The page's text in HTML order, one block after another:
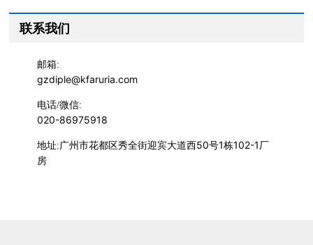
联系我们
邮箱:
gzdiple@kfaruria.com
电话/微信:
020-86975918
地址: 广州市花都区秀全街迎宾大道西50号1栋102-1厂
房